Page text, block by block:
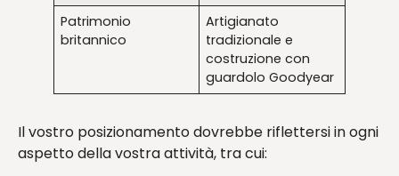
Patrimonio
britannico
Artigianato
tradizionale e
costruzione con
guardolo Goodyear
Il vostro posizionamento dovrebbe riflettersi in ogni
aspetto della vostra attività, tra cui: